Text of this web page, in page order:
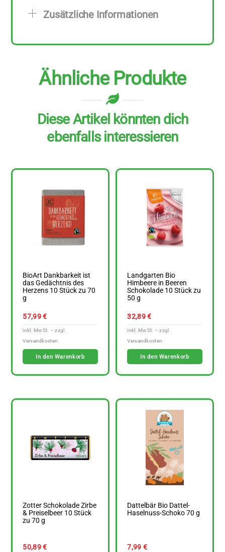
70
Menge
Zusätzliche Informationen
Ähnliche Produkte
Diese Artikel könnten dich
ebenfalls interessieren
BioArt Dankbarkeit ist
das Gedächtnis des
Herzens 10 Stück zu 70
g
57,99€
In den Warenkorb
Landgarten Bio
Himbeere in Beeren
Schokolade 10 Stück zu
50 g
32,89€
In den Warenkorb
Zotter Schokolade Zirbe
& Preiselbeer 10 Stück
zu 70 g
50,89€
Dattelbär Bio Dattel-
Haselnuss-Schoko 70 g
7,99 €